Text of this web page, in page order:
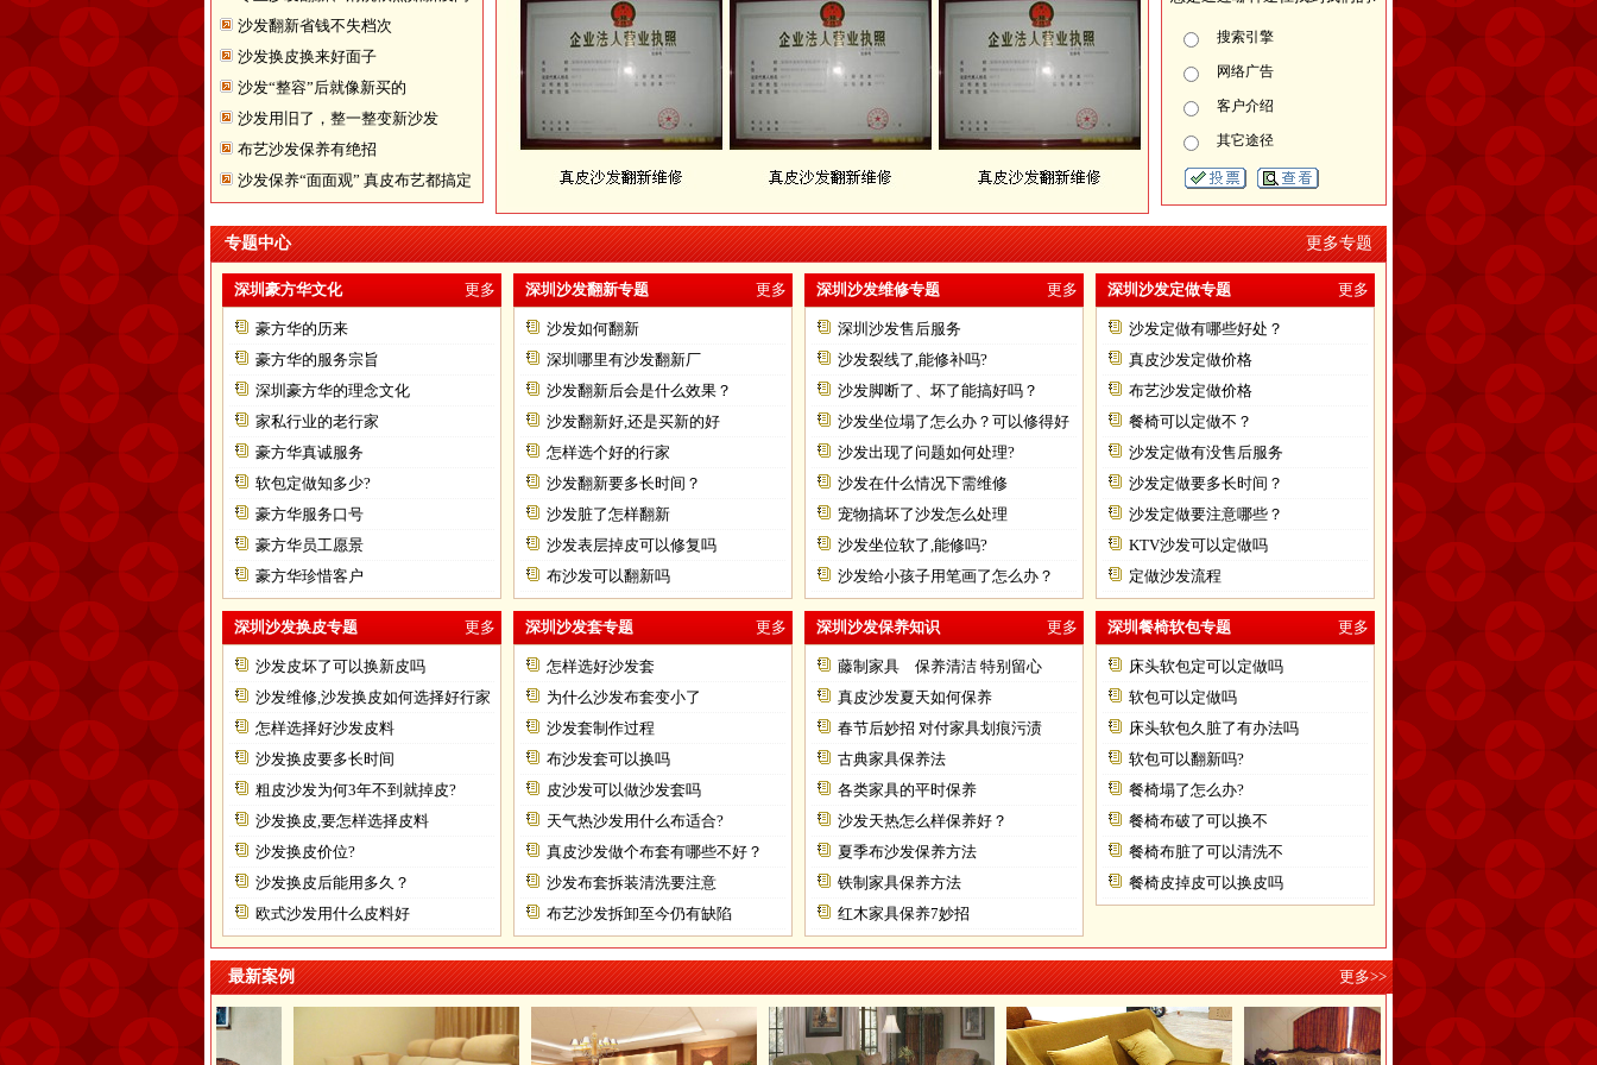
题
沙发翻新省钱不失档次
沙发换皮换来好面子
沙发“整容”后就像新买的
沙发用旧了，整一整变新沙发
布艺沙发保养有绝招
沙发保养“面面观” 真皮布艺都搞定
搜索引擎
网络广告
客户介绍
其它途径
专题中心 更多专题
深圳豪方华文化 更多
豪方华的历来
豪方华的服务宗旨
深圳豪方华的理念文化
家私行业的老行家
豪方华真诚服务
软包定做知多少?
豪方华服务口号
豪方华员工愿景
豪方华珍惜客户
深圳沙发翻新专题 更多
沙发如何翻新
深圳哪里有沙发翻新厂
沙发翻新后会是什么效果？
沙发翻新好,还是买新的好
怎样选个好的行家
沙发翻新要多长时间？
沙发脏了怎样翻新
沙发表层掉皮可以修复吗
布沙发可以翻新吗
深圳沙发维修专题 更多
深圳沙发售后服务
沙发裂线了,能修补吗?
沙发脚断了、坏了能搞好吗？
沙发坐位塌了怎么办？可以修得好
不？
沙发出现了问题如何处理?
沙发在什么情况下需维修
宠物搞坏了沙发怎么处理
沙发坐位软了,能修吗?
沙发给小孩子用笔画了怎么办？
深圳沙发定做专题 更多
沙发定做有哪些好处？
真皮沙发定做价格
布艺沙发定做价格
餐椅可以定做不？
沙发定做有没售后服务
沙发定做要多长时间？
沙发定做要注意哪些？
KTV沙发可以定做吗
定做沙发流程
深圳沙发换皮专题 更多
沙发皮坏了可以换新皮吗
沙发维修,沙发换皮如何选择好行家
怎样选择好沙发皮料
沙发换皮要多长时间
粗皮沙发为何3年不到就掉皮?
沙发换皮,要怎样选择皮料
沙发换皮价位?
沙发换皮后能用多久？
欧式沙发用什么皮料好
深圳沙发套专题 更多
怎样选好沙发套
为什么沙发布套变小了
沙发套制作过程
布沙发套可以换吗
皮沙发可以做沙发套吗
天气热沙发用什么布适合?
真皮沙发做个布套有哪些不好？
沙发布套拆装清洗要注意
布艺沙发拆卸至今仍有缺陷
深圳沙发保养知识 更多
藤制家具 保养清洁 特别留心
真皮沙发夏天如何保养
春节后妙招 对付家具划痕污渍
古典家具保养法
各类家具的平时保养
沙发天热怎么样保养好？
夏季布沙发保养方法
铁制家具保养方法
红木家具保养7妙招
深圳餐椅软包专题 更多
床头软包定可以定做吗
软包可以定做吗
床头软包久脏了有办法吗
软包可以翻新吗?
餐椅塌了怎么办?
餐椅布破了可以换不
餐椅布脏了可以清洗不
餐椅皮掉皮可以换皮吗
最新案例 更多>>